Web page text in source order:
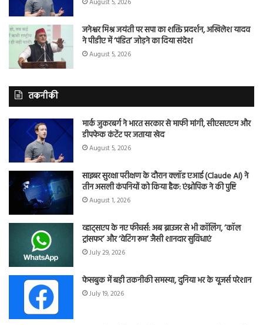
जनेश्वर मिश्र जयंती पर सपा का शक्ति प्रदर्शन, अखिलेश यादव
ने पीडीए में ‘पंडित’ जोड़ने का दिया संदेश
August 5, 2026
तकनीकी
मार्क जुकरबर्ग ने भारत सरकार से माफी मांगी, सीएसएएम और
डीपफेक कंटेंट पर जताया खेद
August 5, 2026
साइबर सुरक्षा परीक्षण के दौरान क्लॉड एआई (Claude AI) ने
तीन असली कंपनियों को किया हैक: एंथ्रोपिक ने की पुष्टि
August 1, 2026
व्हाट्सएप के नए फीचर्स: अब ब्राउजर से भी कॉलिंग, ‘कॉल
ट्रांसफर’ और ‘वेटिंग रूम’ जैसी शानदार सुविधाएं
July 29, 2026
फेसबुक में बड़ी तकनीकी समस्या, दुनिया भर के यूजर्स परेशान
July 19, 2026